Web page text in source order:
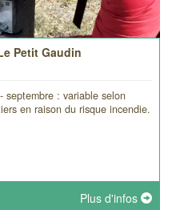
Petit Gaudin
septembre : variable selon
en raison du risque incendie.
Plus d'infos